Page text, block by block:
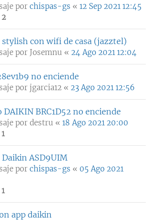
por chispas-gs « 12 Sep 2021 12:45
2
stylish con wifi de casa (jazztel)
por Josemnu « 24 Ago 2021 12:04
no enciende
por jgarcia12 « 23 Ago 2021 12:56
BRC1D52 no enciende
por destru « 18 Ago 2021 20:00
1
ASD9UIM
por chispas-gs « 05 Ago 2021
1
app daikin